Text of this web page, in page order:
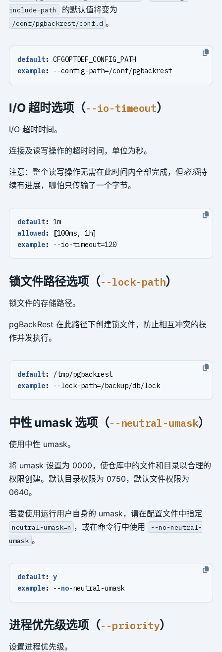
include-path
的默认值将变为
/conf/pgbackrest/conf.d 。
default: CFGOPTDEF_CONFIG_PATH
example: --config-path=/conf/pgbackrest
I/O 超时选项（--io-timeout）
I/O 超时时间。
连接及读写操作的超时时间，单位为秒。
注意：整个读写操作无需在此时间内全部完成，但必须持
续有进展，哪怕只传输了一个字节。
default: 1m
allowed: [100ms, 1h]
example: --io-timeout=120
锁文件路径选项（--lock-path）
锁文件的存储路径。
pgBackRest 在此路径下创建锁文件，防止相互冲突的操
作并发执行。
default:
/tmp/pgbackrest
example: --lock-path=/backup/db/lock
中性 umask 选项（--neutral-umask）
使用中性 umask。
将 umask 设置为 0000，使仓库中的文件和目录以合理的
权限创建。默认目录权限为 0750，默认文件权限为
0640。
若要使用运行用户自身的 umask，请在配置文件中指定
neutral-umask=n ，或在命令行中使用
--no-neutral-
umask 。
default: y
example: --no-neutral-umask
进程优先级选项（--priority）
设置进程优先级。